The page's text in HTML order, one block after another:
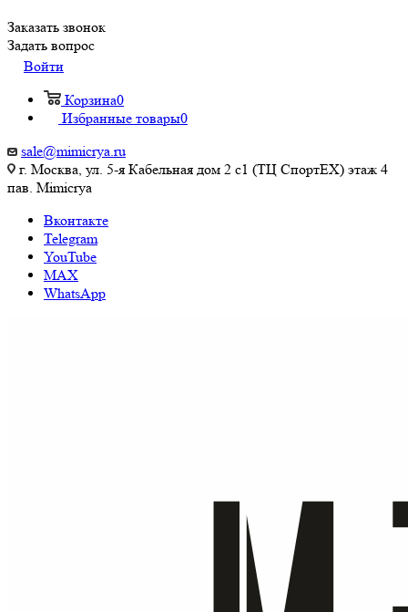
Заказать звонок
Задать вопрос
Войти
Корзина0
Избранные товары0
sale@mimicrya.ru
г. Москва, ул. 5-я Кабельная дом 2 с1 (ТЦ СпортEX) этаж 4
пав. Mimicrya
Вконтакте
Telegram
YouTube
MAX
WhatsApp